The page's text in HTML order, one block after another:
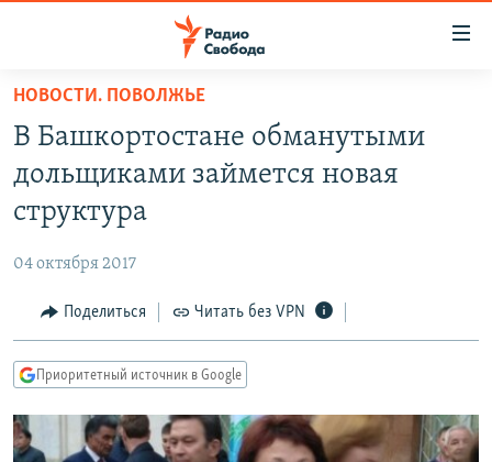
упрощенного
доступа
основному
Вернутся
Вернутся
поиску
МНЕНИЯ
КУЛЬТУРА
КАВКАЗ.РЕАЛИИ
СЕВЕР.РЕАЛИИ
НОВОСТИ. ПОВОЛЖЬЕ
В Башкортостане обманутыми
дольщиками займется новая
структура
04 октября 2017
Поделиться Читать без VPN
Приоритетный источник в Google